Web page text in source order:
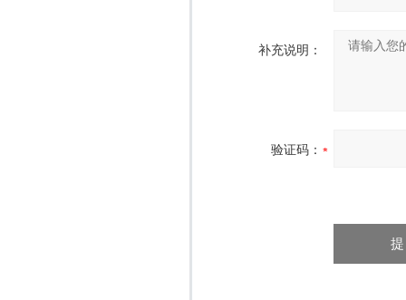
补充说明：
验证码：